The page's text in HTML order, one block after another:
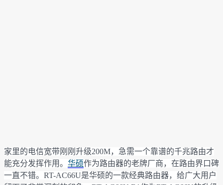
家里的电信宽带刚刚升级200M，急需一个靠谱的千兆路由才
能充分发挥作用。 华硕作为路由器的老牌厂商，在路由界口碑
一直不错。RT-AC66U是华硕的一款经典路由器，给广大用户